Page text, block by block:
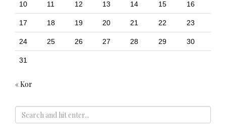
10 11 12 13 14 15 16
17 18 19 20 21 22 23
24 25 26 27 28 29 30
31
« Kor